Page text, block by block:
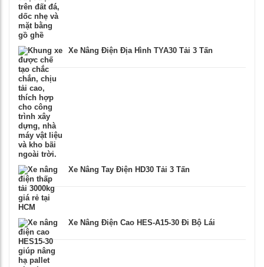
Xe Nâng Điện Địa Hình TYA30 Tải 3 Tấn
Xe Nâng Tay Điện HD30 Tải 3 Tấn
Xe Nâng Điện Cao HES-A15-30 Đi Bộ Lái